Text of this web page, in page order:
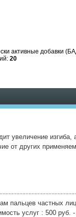
активные добавки
20
увеличение изгиба,
от других
пальцев частных
услуг : 500 руб.